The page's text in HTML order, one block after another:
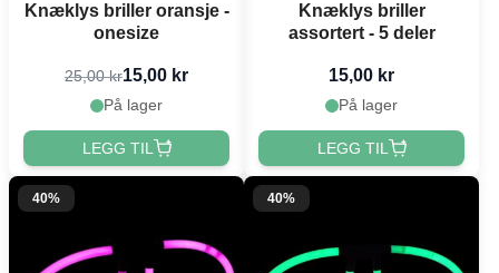
Knæklys briller oransje -
onesize
25,00 kr15,00 kr
På lager
LEGG TIL
Knæklys briller
assortert - 5 deler
15,00 kr
På lager
LEGG TIL
40% 40%